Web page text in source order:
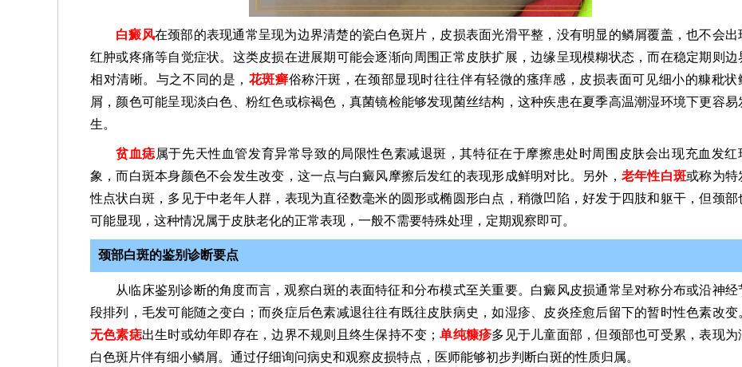
白癜风在颈部的表现通常呈现为边界清楚的瓷白色斑片，皮损表面光滑平整，没有明显的鳞屑覆盖，也不会出
红肿或疼痛等自觉症状。这类皮损在进展期可能会逐渐向周围正常皮肤扩展，边缘呈现模糊状态，而在稳定期则边
相对清晰。与之不同的是， 花斑癣俗称汗斑，在颈部显现时往往伴有轻微的瘙痒感，皮损表面可见细小的糠秕状
屑，颜色可能呈现淡白色、粉红色或棕褐色，真菌镜检能够发现菌丝结构，这种疾患在夏季高温潮湿环境下更容易
生。
贫血痣属于先天性血管发育异常导致的局限性色素减退斑，其特征在于摩擦患处时周围皮肤会出现充血发红
象，而白斑本身颜色不会发生改变，这一点与白癜风摩擦后发红的表现形成鲜明对比。另外， 老年性白斑或称为特
性点状白斑，多见于中老年人群，表现为直径数毫米的圆形或椭圆形白点，稍微凹陷，好发于四肢和躯干，但颈部
可能显现，这种情况属于皮肤老化的正常表现，一般不需要特殊处理，定期观察即可。
颈部白斑的鉴别诊断要点
从临床鉴别诊断的角度而言，观察白斑的表面特征和分布模式至关重要。白癜风皮损通常呈对称分布或沿神经
段排列，毛发可能随之变白；而炎症后色素减退往往有既往皮肤病史，如湿疹、皮炎痊愈后留下的暂时性色素改变
无色素痣出生时或幼年即存在，边界不规则且终生保持不变；单纯糠疹多见于儿童面部，但颈部也可受累，表现为
白色斑片伴有细小鳞屑。通过仔细询问病史和观察皮损特点，医师能够初步判断白斑的性质归属。